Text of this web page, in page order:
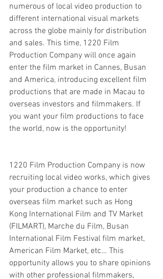
numerous of local video production to
different international visual markets
across the globe mainly for distribution
and sales. This time, 1220 Film
Production Company will once again
enter the film market in Cannes, Busan
and America, introducing excellent film
productions that are made in Macau to
overseas investors and filmmakers. If
you want your film productions to face
the world, now is the opportunity!
1220 Film Production Company is now
recruiting local video works, which gives
your production a chance to enter
overseas film market such as Hong
Kong International Film and TV Market
(FILMART), Marche du Film, Busan
International Film Festival film market,
American Film Market, etc… This
opportunity allows you to share opinions
with other professional filmmakers,